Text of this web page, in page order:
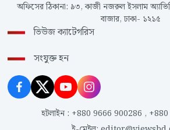
অফিসের ঠিকানা: ৯৩, কাজী নজরুল ইসলাম
বাজার, ঢাকা- ১২১৫
ভিউজ ক্যাটেগরিস
সংযুক্ত হন
হটলাইন : +880 9666 900286 ,